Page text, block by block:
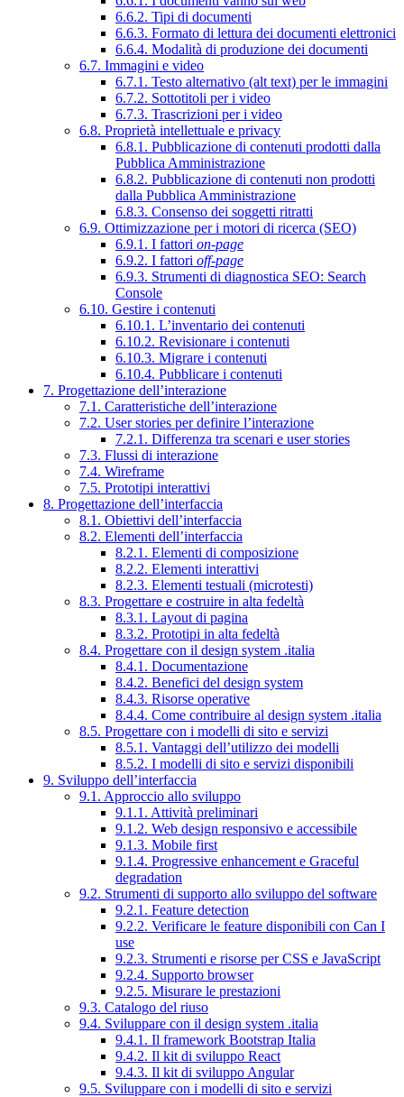
6.6.2. Tipi di documenti
6.6.3. Formato di lettura dei documenti elettronici
6.6.4. Modalità di produzione dei documenti
6.7. Immagini e video
6.7.1. Testo alternativo (alt text) per le immagini
6.7.2. Sottotitoli per i video
6.7.3. Trascrizioni per i video
6.8. Proprietà intellettuale e privacy
6.8.1. Pubblicazione di contenuti prodotti dalla
Pubblica Amministrazione
6.8.2. Pubblicazione di contenuti non prodotti
dalla Pubblica Amministrazione
6.8.3. Consenso dei soggetti ritratti
6.9. Ottimizzazione per i motori di ricerca (SEO)
6.9.1. I fattori on-page
6.9.2. I fattori off-page
6.9.3. Strumenti di diagnostica SEO: Search
Console
6.10. Gestire i contenuti
6.10.1. L’inventario dei contenuti
6.10.2. Revisionare i contenuti
6.10.3. Migrare i contenuti
6.10.4. Pubblicare i contenuti
7. Progettazione dell’interazione
7.1. Caratteristiche dell’interazione
7.2. User stories per definire l’interazione
7.2.1. Differenza tra scenari e user stories
7.3. Flussi di interazione
7.4. Wireframe
7.5. Prototipi interattivi
8. Progettazione dell’interfaccia
8.1. Obiettivi dell’interfaccia
8.2. Elementi dell’interfaccia
8.2.1. Elementi di composizione
8.2.2. Elementi interattivi
8.2.3. Elementi testuali (microtesti)
8.3. Progettare e costruire in alta fedeltà
8.3.1. Layout di pagina
8.3.2. Prototipi in alta fedeltà
8.4. Progettare con il design system .italia
8.4.1. Documentazione
8.4.2. Benefici del design system
8.4.3. Risorse operative
8.4.4. Come contribuire al design system .italia
8.5. Progettare con i modelli di sito e servizi
8.5.1. Vantaggi dell’utilizzo dei modelli
8.5.2. I modelli di sito e servizi disponibili
9. Sviluppo dell’interfaccia
9.1. Approccio allo sviluppo
9.1.1. Attività preliminari
9.1.2. Web design responsivo e accessibile
9.1.3. Mobile first
9.1.4. Progressive enhancement e Graceful
degradation
9.2. Strumenti di supporto allo sviluppo del software
9.2.1. Feature detection
9.2.2. Verificare le feature disponibili con Can I
use
9.2.3. Strumenti e risorse per CSS e JavaScript
9.2.4. Supporto browser
9.2.5. Misurare le prestazioni
9.3. Catalogo del riuso
9.4. Sviluppare con il design system .italia
9.4.1. Il framework Bootstrap Italia
9.4.2. Il kit di sviluppo React
9.4.3. Il kit di sviluppo Angular
9.5. Sviluppare con i modelli di sito e servizi